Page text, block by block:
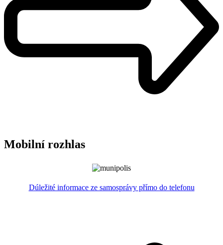
Mobilní rozhlas
Dúležité informace ze samosprávy přímo do telefonu